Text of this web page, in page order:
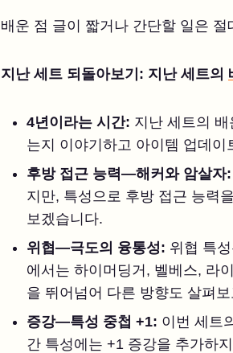
배운 점 글이 짧거나 간단할 일은
지난 세트 되돌아보기: 지난 세트의
4년이라는 시간: 지난 세트의
는지 이야기하고 아이템 업데이
후방 접근 능력—해커와 암살자:
지만, 특성으로 후방 접근 능력
보겠습니다.
위협—극도의 융통성: 위협 특
에서는 하이머딩거, 벨베스, 라
을 뛰어넘어 다른 방향도 살펴
증강—특성 중첩 +1: 이번 세트
간 특성에는 +1 증강을 추가하